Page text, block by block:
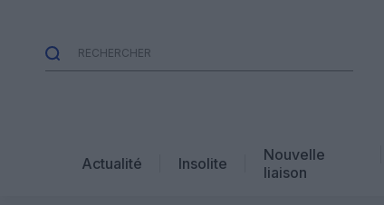
Actualité Insolite
Nouvelle
liaison